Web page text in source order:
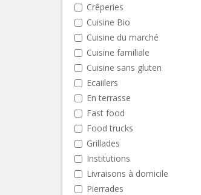
Crêperies
Cuisine Bio
Cuisine du marché
Cuisine familiale
Cuisine sans gluten
Ecaiilers
En terrasse
Fast food
Food trucks
Grillades
Institutions
Livraisons à domicile
Pierrades